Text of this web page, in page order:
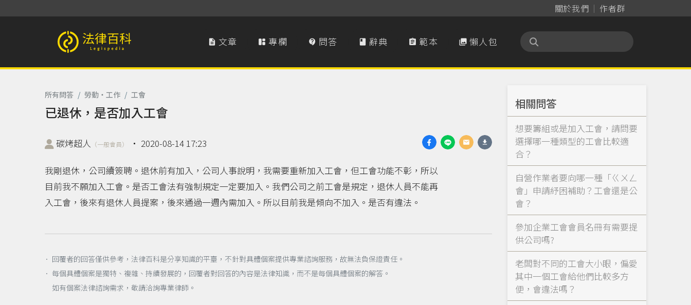
關於我們 作者群
法律百科 Legispedia  文章  專欄  問答  辭典  範本  懶人包
所有問答 / 勞動‧工作 / 工會
已退休，是否加入工會
碳烤超人 （一般會員） ‧ 2020-08-14 17:23
我剛退休，公司續簽聘。退休前有加入，公司人事說明，我需要重新加入工會，但工會功能不彰，所以
目前我不願加入工會。是否工會法有強制規定一定要加入。我們公司之前工會是規定，退休人員不能再
入工會，後來有退休人員提案，後來通過一週內需加入。所以目前我是傾向不加入。是否有違法。
． 回覆者的回答僅供參考，法律百科是分享知識的平臺，不針對具體個案提供專業諮詢服務，故無法負保證責任。
． 每個具體個案是獨特、複雜、持續發展的，回覆者對回答的內容是法律知識，而不是每個具體個案的解答。
如有個案法律諮詢需求，敬請洽詢專業律師。
相關問答
想要籌組或是加入工會，請問要
選擇哪一種類型的工會比較適
合？
自營作業者要向哪一種「ㄍㄨㄥ
會」申請紓困補助？工會還是公
會？
參加企業工會會員名冊有需要提
供公司嗎?
老闆對不同的工會大小眼，偏愛
其中一個工會給他們比較多方
便，會違法嗎？